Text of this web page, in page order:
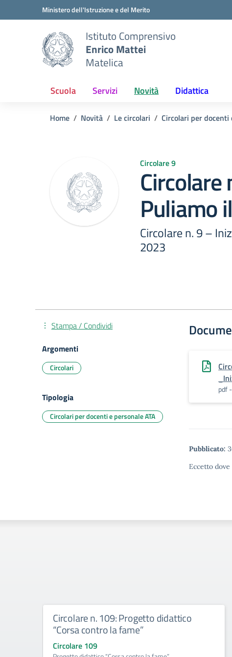
Vai ai contenuti
Vai al menu di navigazioneMinistero dell'Istruzione e del Merito
Istituto Comprensivo
Enrico Mattei
Matelica
Scuola Servizi Novità Didattica
Home Novità Le circolari Circolari per docenti
Circolare 9
Puliamo
Circolare n. 9 –
2023
pdf
Pubblicato:
Eccetto
Stampa / Condividi
Argomenti
Circolari
Tipologia
Circolari per docenti e personale ATA
Circolare n. 109: Progetto didattico
“Corsa contro la fame”
Circolare 109